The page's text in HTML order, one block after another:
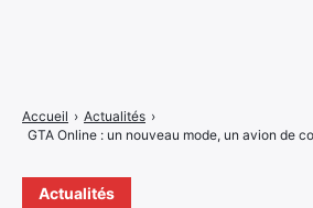
Actualités
Accueil › Actualités ›
GTA Online : un nouveau mode, un avion de